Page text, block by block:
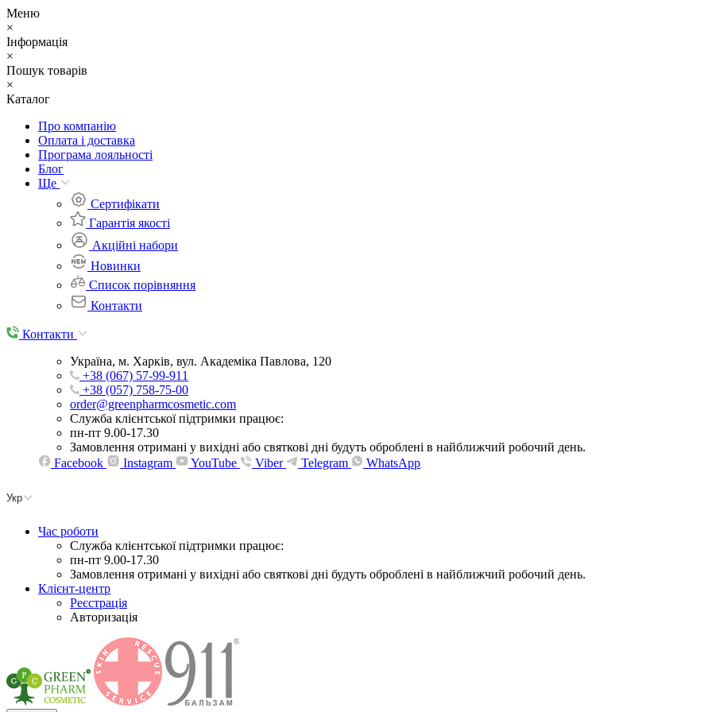
Меню
×
Інформація
×
Пошук товарів
×
Каталог
Про компанію
Оплата і доставка
Програма лояльності
Блог
Ще
Cертифікати
Гарантія якості
Акційні набори
Новинки
Список порівняння
Контакти
Контакти
Україна, м. Харків, вул. Академіка Павлова, 120
+38 (067) 57-99-911
+38 (057) 758-75-00
order@greenpharmcosmetic.com
Служба клієнтської підтримки працює:
пн-пт 9.00-17.30
Замовлення отримані у вихідні або святкові дні будуть оброблені в найближчий робочий день.
Facebook
Instagram YouTube Viber Telegram WhatsApp
Укр
Час роботи
Служба клієнтської підтримки працює:
пн-пт 9.00-17.30
Замовлення отримані у вихідні або святкові дні будуть оброблені в найближчий робочий день.
Клієнт-центр
Реєстрація
Авторизація